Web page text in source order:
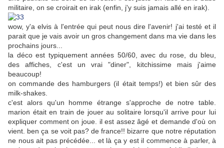
militaire, on se croirait en irak (enfin, j'y suis jamais allé en irak).
wow, y'a elvis à l'entrée qui peut nous dire l'avenir! j'ai testé et il
parait que je vais avoir un gros changement dans ma vie dans les
prochains jours...
la déco est typiquement années 50/60, avec du rose, du bleu,
des affiches, c'est un vrai "diner", kitchissime mais j'aime
beaucoup!
on commande des hamburgers (il était temps!) et bien sûr des
milk-shakes.
c'est alors qu'un homme étrange s'approche de notre table.
marion était en train de jouer au solitaire lorsqu'il arrive pour lui
expliquer comment on joue. il est assez âgé et demande d'où on
vient. ben ça se voit pas? de france!! bizarre que notre réputation
ne nous ait pas précédée... et là ça y est il commence à parler, à